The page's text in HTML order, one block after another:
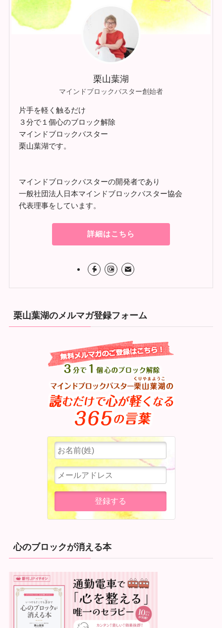
栗山葉湖
マインドブロックバスター創始者
片手を軽く触るだけ
３分で１個心のブロック解除
マインドブロックバスター
栗山葉湖です。
マインドブロックバスターの開発者であり
一般社団法人日本マインドブロックバスター協会
代表理事をしています。
詳細はこちら
栗山葉湖のメルマガ登録フォーム
心のブロックが消える本